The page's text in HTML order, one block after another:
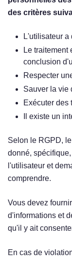
des critères
L'utilisateur
Le traitement
conclusion
Respecter
Sauver la vie
Exécuter des
Il existe un
Selon le RGPD,
donné,
l'utilisateur et
comprendre.
Vous devez
d'informations et
qu'il y ait
En cas de